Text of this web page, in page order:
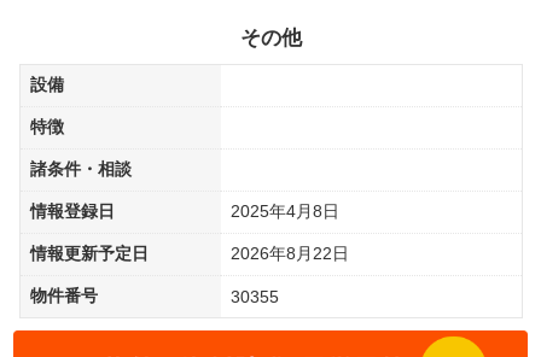
その他
設備
特徴
諸条件・相談
情報登録日 2025年4月8日
情報更新予定日 2026年8月22日
物件番号 30355